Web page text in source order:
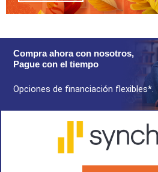
Compra ahora con nosotros,
Pague con el tiempo
Opciones de financiación flexibles*.